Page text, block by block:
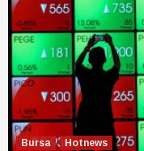
Bursa
Hotnews